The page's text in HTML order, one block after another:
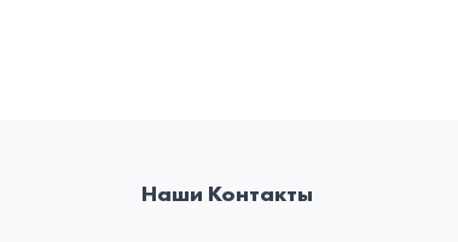
Наши Контакты